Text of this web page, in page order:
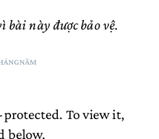
bài này được bảo vệ.
NĂM
To view it,
below.